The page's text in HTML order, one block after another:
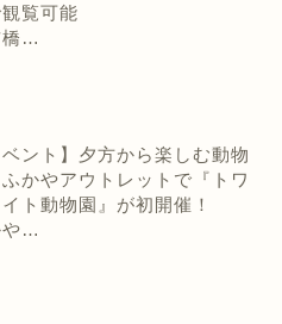
覧可能
橋…
ベント】夕方から楽しむ動物
かやアウトレットで『トワ
ト動物園』が初開催！
や…